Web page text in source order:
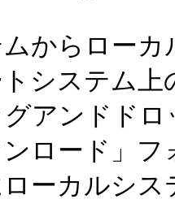
からロー
システム
アンドド
ロード」
ーカルシ